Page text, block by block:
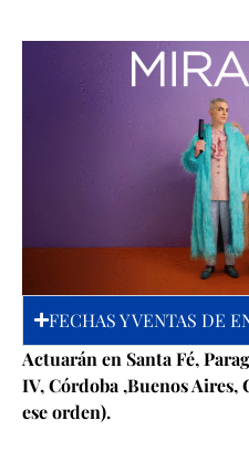
FECHAS Y VENTAS DE
Actuarán en Santa Fé,
IV, Córdoba ,Buenos Aires,
ese orden).